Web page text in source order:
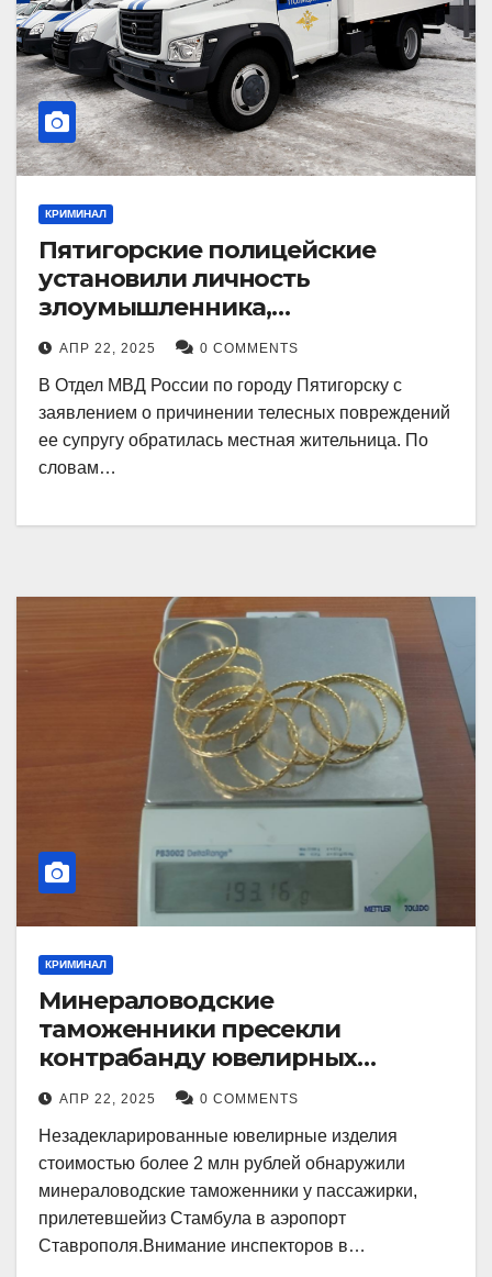
КРИМИНАЛ
Пятигорские полицейские
установили личность
злоумышленника,
причинившего телесные
повреждения местному жителю
АПР 22, 2025 0 COMMENTS
В Отдел МВД России по городу Пятигорску с
заявлением о причинении телесных повреждений
ее супругу обратилась местная жительница. По
словам…
КРИМИНАЛ
Минераловодские
таможенники пресекли
контрабанду ювелирных
изделий на 2 млн рублей
АПР 22, 2025 0 COMMENTS
Незадекларированные ювелирные изделия
стоимостью более 2 млн рублей обнаружили
минераловодские таможенники у пассажирки,
прилетевшейиз Стамбула в аэропорт
Ставрополя.Внимание инспекторов в…